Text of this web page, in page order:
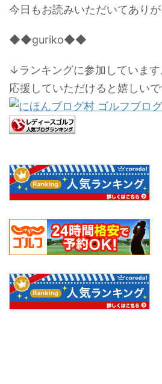
今日もお読みいただいてありが
◆◆guriko◆◆
↓ランキングに参加しています
応援していただけると嬉しいで